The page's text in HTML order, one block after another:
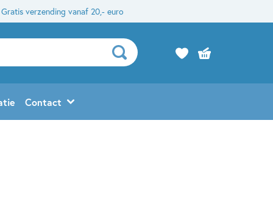
Gratis verzending vanaf 20,- euro
Contact